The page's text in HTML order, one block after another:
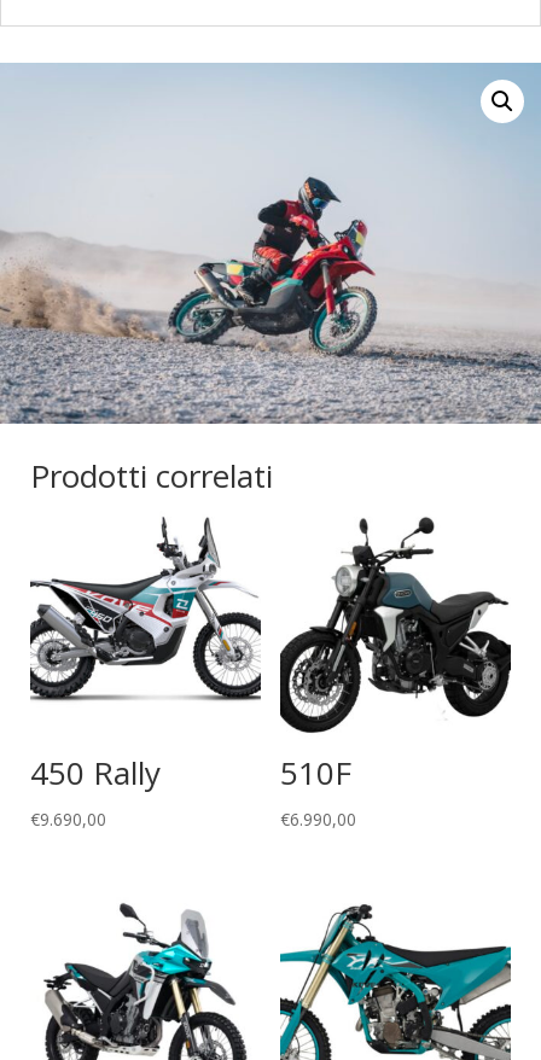
Prodotti correlati
450 Rally
€9.690,00
510F
€6.990,00